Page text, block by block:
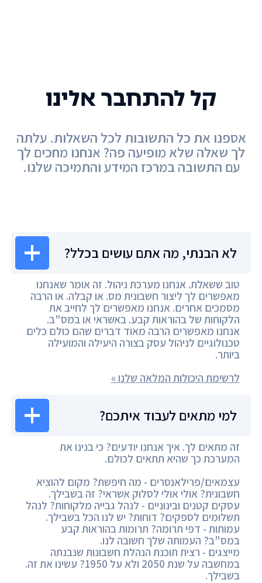
לא הבנתי, מה אתם עושים בכלל?
טוב ששאלת. אנחנו מערכת ניהול. זה אומר שאנחנו
מאפשרים לך ליצור חשבונית מס. או קבלה. או הרבה
מסמכים אחרים. אנחנו מאפשרים לך לחייב את
הלקוחות של בהוראות קבע. באשראי או במס"ב.
אנחנו מאפשרים הרבה מאוד דברים שהם כולם כלים
טכנולוגיים לניהול עסק בצורה היעילה והמועילה
ביותר.
לרשימת היכולות המלאה שלנו »
למי מתאים לעבוד איתכם?
זה מתאים לך. איך אנחנו יודעים? כי בנינו את
המערכת כך שהיא תתאים לכולם.
עצמאים/פרילאנסרים - מה חיפשת? מקום להוציא
חשבונית? אולי אולי לסלוק אשראי? זה בשבילך.
עסקים קטנים ובינוניים - לנהל גבייה מלקוחות? לנהל
תשלומים לספקים? דוחות? יש לנו הכל בשבילך.
עמותות - דפי תרומה? תרומות בהוראות קבע
במס"ב? העמותה שלך חשובה לנו.
מייצגים - רצית תוכנת הנהלת חשבונות שנבנתה
במחשבה על שנת 2050 ולא על 1950? עשינו את זה.
בשבילך.
קל להתחבר אלינו
אספנו את כל התשובות לכל השאלות. עלתה
לך שאלה שלא מופיעה פה? אנחנו מחכים לך
עם התשובה במרכז המידע והתמיכה שלנו.